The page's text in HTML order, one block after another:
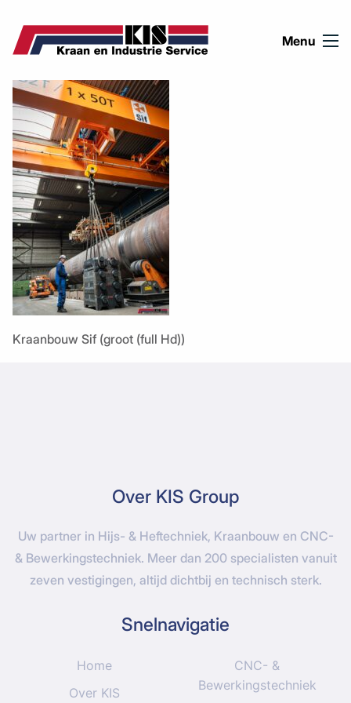
Menu
Kraanbouw Sif (groot (full Hd))
Over KIS Group
Uw partner in Hijs- & Heftechniek, Kraanbouw en CNC-
& Bewerkingstechniek. Meer dan 200 specialisten vanuit
zeven vestigingen, altijd dichtbij en technisch sterk.
Snelnavigatie
Home
Over KIS
CNC- &
Bewerkingstechniek